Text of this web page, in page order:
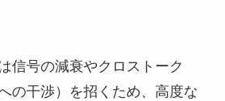
信号の減衰やクロストーク
の干渉）を招くため、高度な